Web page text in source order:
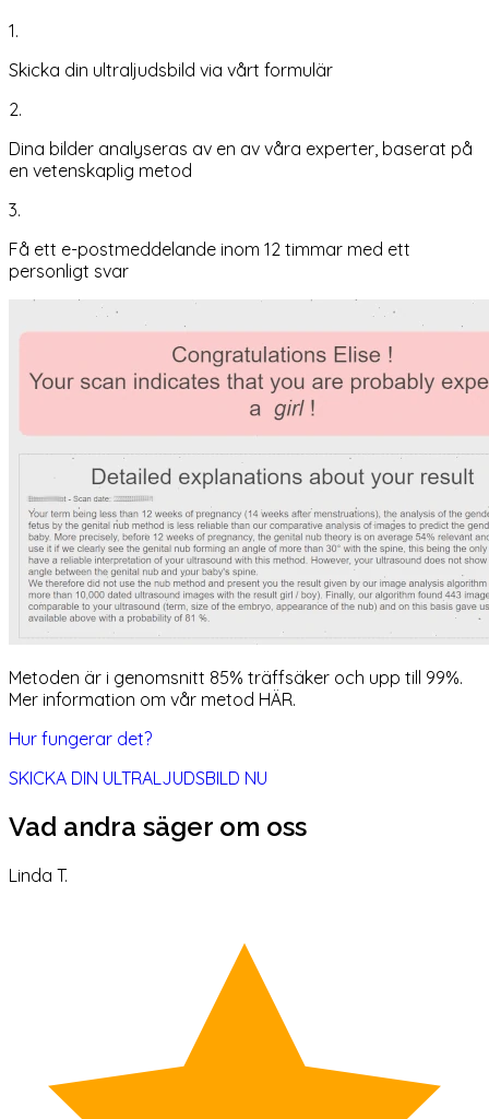
1.
Skicka din ultraljudsbild via vårt formulär
2.
Dina bilder analyseras av en av våra experter, baserat på
en vetenskaplig metod
3.
Få ett e-postmeddelande inom 12 timmar med ett
personligt svar
Metoden är i genomsnitt 85% träffsäker och upp till 99%.
Mer information om vår metod HÄR.
Hur fungerar det?
SKICKA DIN ULTRALJUDSBILD NU
Vad andra säger om oss
Linda T.